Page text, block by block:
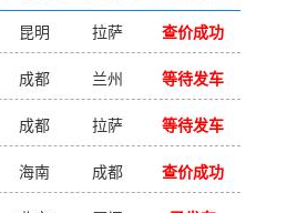
昆明 拉萨 查价成功
成都 兰州 等待发车
成都 拉萨 等待发车
海南 成都 查价成功